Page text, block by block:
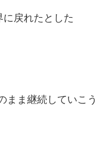
に戻れたとした
まま継続していこう